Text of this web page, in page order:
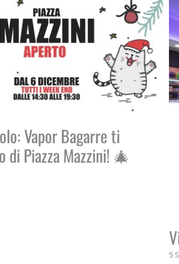
Vapor Bagarre ti
di Piazza Mazzini! 🎄
5